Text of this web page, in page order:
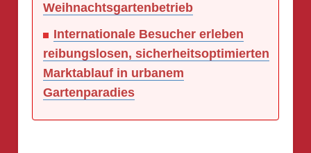
Weihnachtsgartenbetrieb
Internationale Besucher erleben
reibungslosen, sicherheitsoptimierten
Marktablauf in urbanem
Gartenparadies